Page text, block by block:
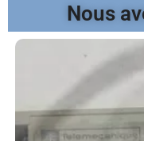
Nous